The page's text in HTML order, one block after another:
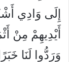
أَيْدِيهِمْ مِنْ
وَرَدُّوا لَنَا